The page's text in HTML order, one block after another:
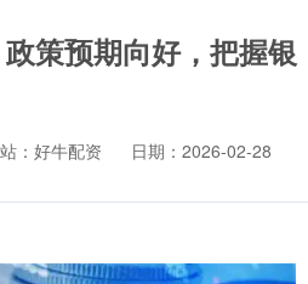
策预期向好，把握银
：好牛配资
日期：2026-02-28